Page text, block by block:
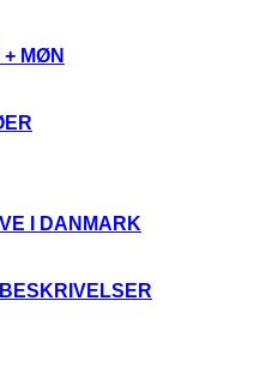
MØN
I DANMARK